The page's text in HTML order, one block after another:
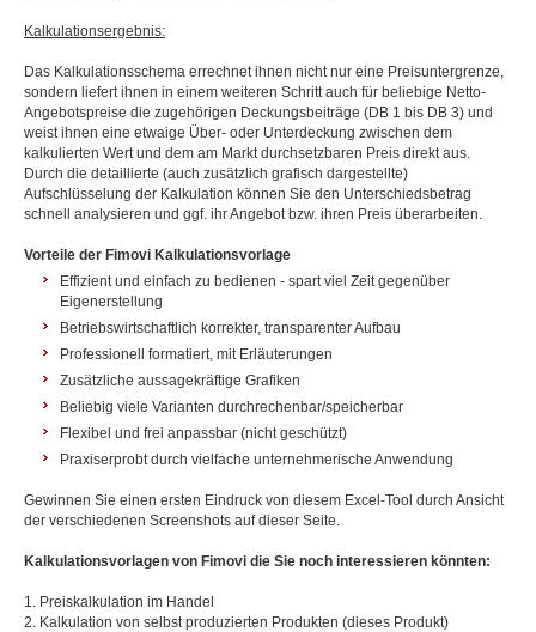
Kalkulationsergebnis:
Das Kalkulationsschema errechnet ihnen nicht nur eine Preisuntergrenze,
sondern liefert ihnen in einem weiteren Schritt auch für beliebige Netto-
Angebotspreise die zugehörigen Deckungsbeiträge (DB 1 bis DB 3) und
weist ihnen eine etwaige Über- oder Unterdeckung zwischen dem
kalkulierten Wert und dem am Markt durchsetzbaren Preis direkt aus.
Durch die detaillierte (auch zusätzlich grafisch dargestellte)
Aufschlüsselung der Kalkulation können Sie den Unterschiedsbetrag
schnell analysieren und ggf. ihr Angebot bzw. ihren Preis überarbeiten.
Vorteile der Fimovi Kalkulationsvorlage
Effizient und einfach zu bedienen - spart viel Zeit gegenüber
Eigenerstellung
Betriebswirtschaftlich korrekter, transparenter Aufbau
Professionell formatiert, mit Erläuterungen
Zusätzliche aussagekräftige Grafiken
Beliebig viele Varianten durchrechenbar/speicherbar
Flexibel und frei anpassbar (nicht geschützt)
Praxiserprobt durch vielfache unternehmerische Anwendung
Gewinnen Sie einen ersten Eindruck von diesem Excel-Tool durch Ansicht
der verschiedenen Screenshots auf dieser Seite.
Kalkulationsvorlagen von Fimovi die Sie noch interessieren könnten:
1. Preiskalkulation im Handel
2. Kalkulation von selbst produzierten Produkten (dieses Produkt)